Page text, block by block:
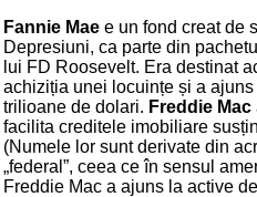
Fannie Mae e un fond creat de
Depresiuni, ca parte din
lui FD Roosevelt. Era destinat
achiziția unei locuințe și a
trilioane de dolari. Freddie Mac
facilita creditele imobiliare
(Numele lor sunt derivate din
„federal”, ceea ce în sensul
Freddie Mac a ajuns la active